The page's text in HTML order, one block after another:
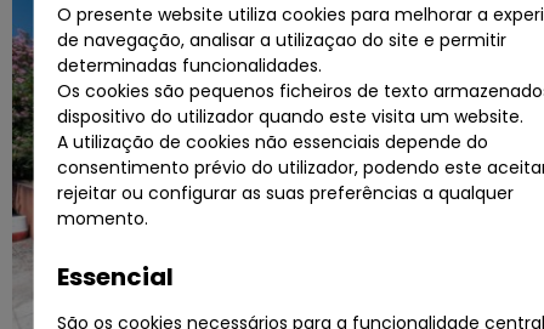
O presente website utiliza cookies para melhorar a
de navegação, analisar a utilizaçao do site e permitir
determinadas funcionalidades.
Os cookies são pequenos ficheiros de texto
dispositivo do utilizador quando este visita um website.
A utilização de cookies não essenciais depende do
consentimento prévio do utilizador, podendo este
rejeitar ou configurar as suas preferências a qualquer
momento.
Essencial
São os cookies necessários para a funcionalidade